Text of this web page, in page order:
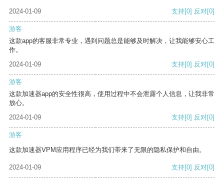
2024-01-09 支持[0] 反对[0]
游客
这款app的客服非常专业，遇到问题总是能够及时解决，让我能够安心工
作。
2024-01-09
支持[0] 反对[0]
游客
这款加速器app的安全性很高，使用过程中不会泄露个人信息，让我非常
放心。
2024-01-09
支持[0] 反对[0]
游客
这款加速器VPM应用程序已经为我们带来了无限的隐私保护和自由。
2024-01-09 支持[0] 反对[0]